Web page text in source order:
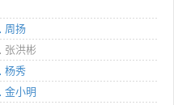
周扬
张洪彬
杨秀
金小明